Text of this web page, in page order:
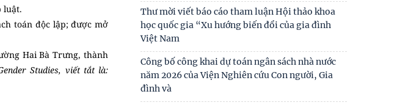
luật.
toán độc lập; được mở
Hai Bà Trưng, thành
Studies, viết tắt là:
Biến đổi chức năng kinh tế và giáo dục trong các
gia đình có người di cư lao động quốc tế
Thư mời viết báo cáo tham luận Hội thảo khoa
học quốc gia “Xu hướng biến đổi của gia đình
Việt Nam
Công bố công khai dự toán ngân sách nhà nước
năm 2026 của Viện Nghiên cứu Con người, Gia
đình và